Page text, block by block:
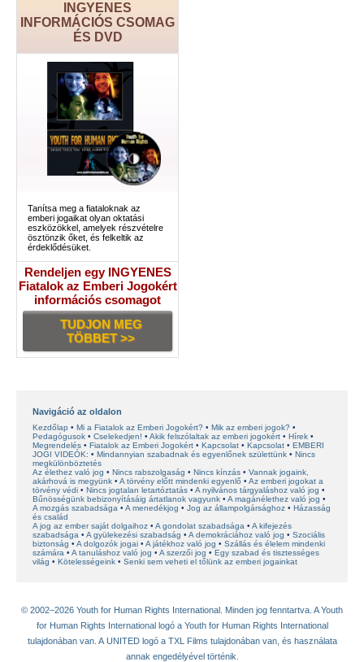
INGYENES
INFORMÁCIÓS CSOMAG
ÉS DVD
Tanítsa meg a fiataloknak az
emberi jogaikat olyan oktatási
eszközökkel, amelyek részvételre
ösztönzik őket, és felkeltik az
érdeklődésüket.
Rendeljen egy INGYENES
Fiatalok az Emberi Jogokért
információs csomagot
TUDJON MEG
TÖBBET >>
Navigáció az oldalon
Kezdőlap Mi a Fiatalok az Emberi Jogokért?
Mik az emberi jogok?
Pedagógusok
Cselekedjen! Akik felszólaltak az emberi jogokért
Hírek
Megrendelés
Fiatalok az Emberi Jogokért Kapcsolat Kapcsolat
EMBERI
JOGI VIDEÓK:
Mindannyian szabadnak és egyenlőnek születtünk
Nincs
megkülönböztetés
Az élethez való jog
Nincs rabszolgaság Nincs kínzás
Vannak jogaink,
akárhová is megyünk
A törvény előtt mindenki egyenlő
Az emberi jogokat a
törvény védi
Nincs jogtalan letartóztatás
A nyilvános tárgyaláshoz való jog
Bűnösségünk bebizonyításáig ártatlanok vagyunk
A magánélethez való jog
A mozgás szabadsága
A menedékjog Jog az állampolgársághoz
Házasság
és család
A jog az ember saját dolgaihoz
A gondolat szabadsága
A kifejezés
szabadsága
A gyülekezési szabadság A demokráciához való jog
Szociális
biztonság
A dolgozók jogai A játékhoz való jog
Szállás és élelem mindenki
számára
A tanuláshoz való jog A szerzői jog
Egy szabad és tisztességes
világ
Kötelességeink Senki sem veheti el tőlünk az emberi jogainkat
© 2002–2026 Youth for Human Rights International. Minden jog fenntartva. A Youth
for Human Rights International logó a Youth for Human Rights International
tulajdonában van. A UNITED logó a TXL Films tulajdonában van, és használata
annak engedélyével történik.